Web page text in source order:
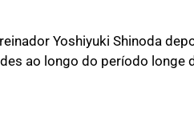
Yoshiyuki Shinoda
ao longo do período longe